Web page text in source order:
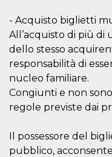
- Acquisto biglietti
All’acquisto di più di
dello stesso
responsabilità di
nucleo familiare.
Congiunti e non
regole previste dai
Il possessore del
pubblico,
Storage declaration
Nome
fbssls_314278995690155
wpEmojiSettingsSupports
cn_uc__